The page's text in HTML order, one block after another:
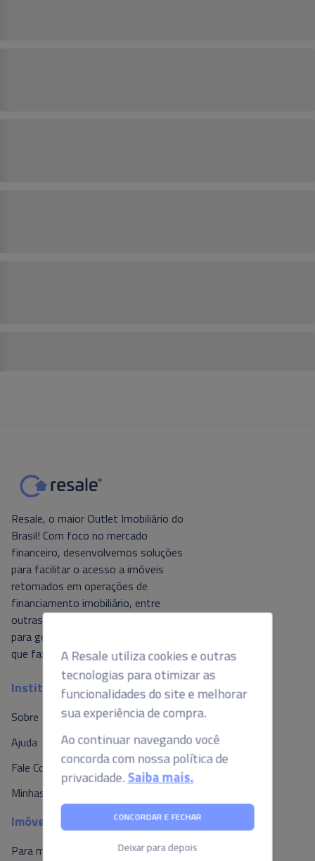
tecnologias para otimizar as
funcionalidades do site e melhorar
sua experiência de compra.
Ao continuar navegando você
concorda com nossa política de
privacidade.Saiba mais.
Deixar para depois
Resale, o maior Outlet Imobiliário do
Brasil! Com foco no mercado
financeiro, desenvolvemos soluções
para facilitar o acesso a imóveis
retomados em operações de
financiamento imobiliário, entre
outras. Tecnologia e foco no cliente
para gerar valor ao mercado, é isso o
que fazemos por aqui.
Institucional
Sobre
Ajuda
Fale Conosco
Minhas Propostas
Imóveis
Para morar